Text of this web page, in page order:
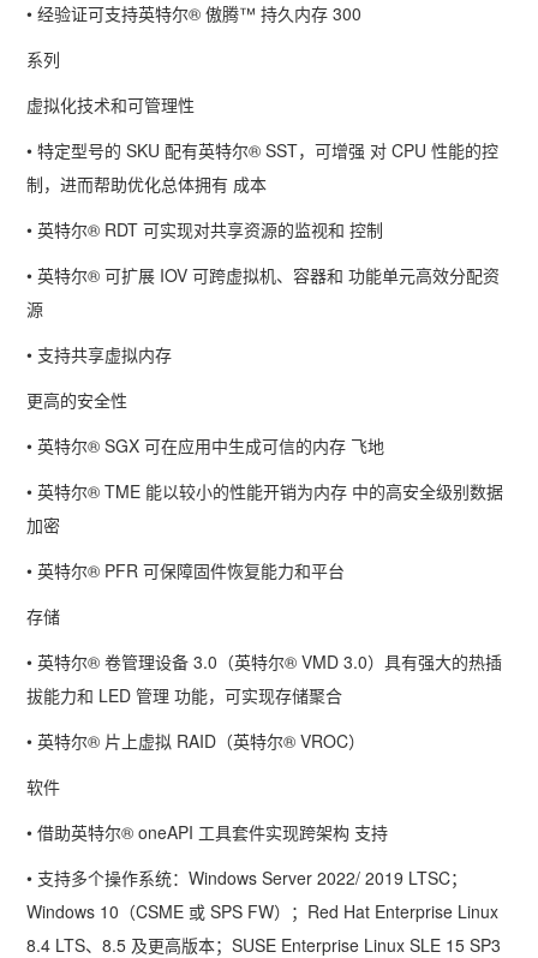
• 经验证可支持英特尔® 傲腾™ 持久内存 300
系列
虚拟化技术和可管理性
• 特定型号的 SKU 配有英特尔® SST，可增强 对 CPU 性能的控
制，进而帮助优化总体拥有 成本
• 英特尔® RDT 可实现对共享资源的监视和 控制
• 英特尔® 可扩展 IOV 可跨虚拟机、容器和 功能单元高效分配资
源
• 支持共享虚拟内存
更高的安全性
• 英特尔® SGX 可在应用中生成可信的内存 飞地
• 英特尔® TME 能以较小的性能开销为内存 中的高安全级别数据
加密
• 英特尔® PFR 可保障固件恢复能力和平台
存储
• 英特尔® 卷管理设备 3.0 （英特尔® VMD 3.0）具有强大的热插
拔能力和 LED 管理 功能，可实现存储聚合
• 英特尔® 片上虚拟 RAID （英特尔® VROC）
软件
• 借助英特尔® oneAPI 工具套件实现跨架构 支持
• 支持多个操作系统： Windows Server 2022/ 2019 LTSC；
Windows 10 （CSME 或 SPS FW）； Red Hat Enterprise Linux
8.4 LTS、 8.5 及更高版本； SUSE Enterprise Linux SLE 15 SP3